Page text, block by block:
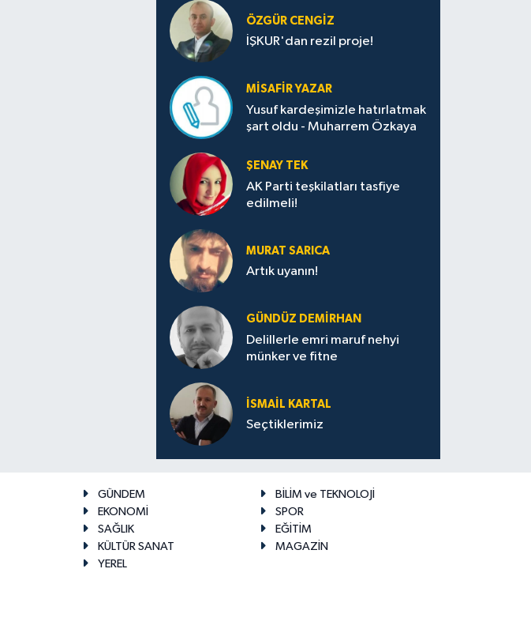
ÖZGÜR CENGIZ
İŞKUR'dan rezil proje!
MISAFIR YAZAR
Yusuf kardeşimizle hatırlatmak
şart oldu - Muharrem Özkaya
ŞENAY TEK
AK Parti teşkilatları tasfiye
edilmeli!
MURAT SARICA
Artık uyanın!
GÜNDÜZ DEMIRHAN
Delillerle emri maruf nehyi
münker ve fitne
İSMAIL KARTAL
Seçtiklerimiz
GÜNDEM
BİLİM ve TEKNOLOJİ
EKONOMİ
SPOR
SAĞLIK
EĞİTİM
KÜLTÜR SANAT
MAGAZİN
YEREL